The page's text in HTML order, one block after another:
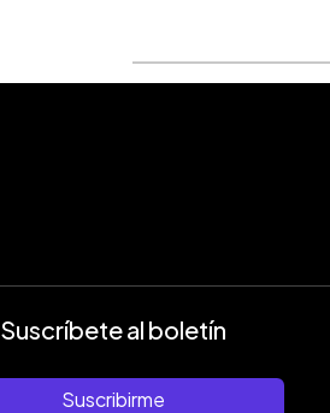
Suscríbete al boletín
Suscribirme